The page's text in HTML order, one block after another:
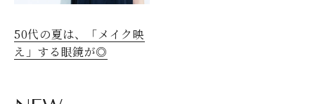
50代の夏は、「メイク映
え」する眼鏡が◎